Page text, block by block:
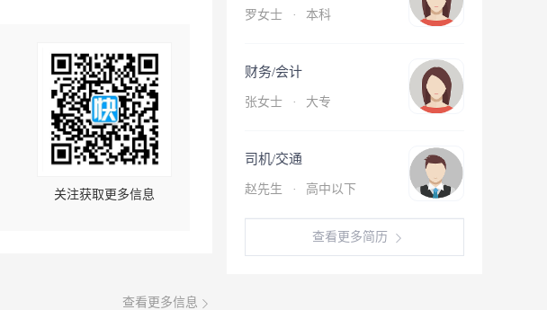
关注获取更多信息
查看更多信息
罗女士 · 本科
财务/会计
张女士 · 大专
司机/交通
赵先生 · 高中以下
查看更多简历